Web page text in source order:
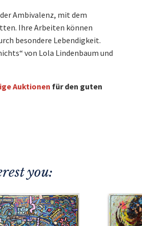
Ambivalenz, mit dem
Ihre Arbeiten können
besondere Lebendigkeit.
von Lola Lindenbaum und
Auktionen für den guten
you: